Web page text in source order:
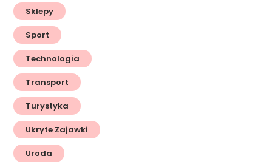
Sklepy
Sport
Technologia
Transport
Turystyka
Ukryte Zajawki
Uroda